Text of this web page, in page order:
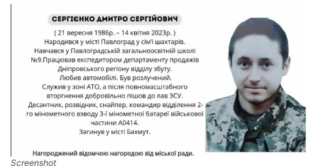
Screenshot